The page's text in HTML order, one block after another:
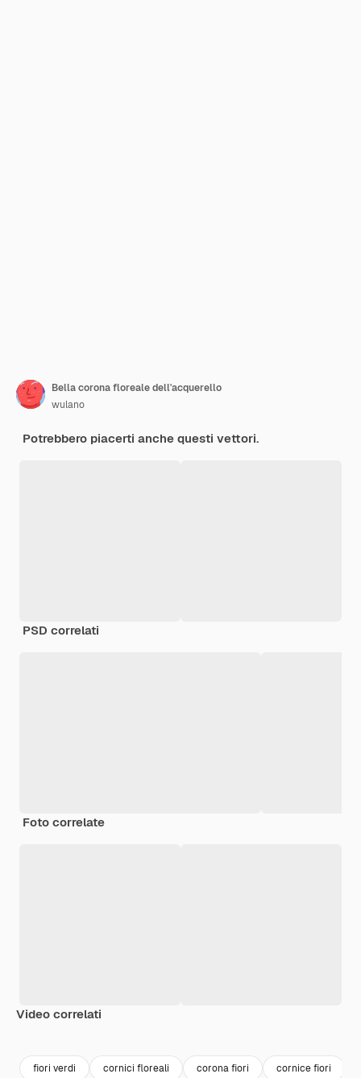
Bella corona floreale dell'acquerello
wulano
Potrebbero piacerti anche questi vettori.
PSD correlati
Foto correlate
Video correlati
fiori verdi cornici floreali corona fiori cornice fiori